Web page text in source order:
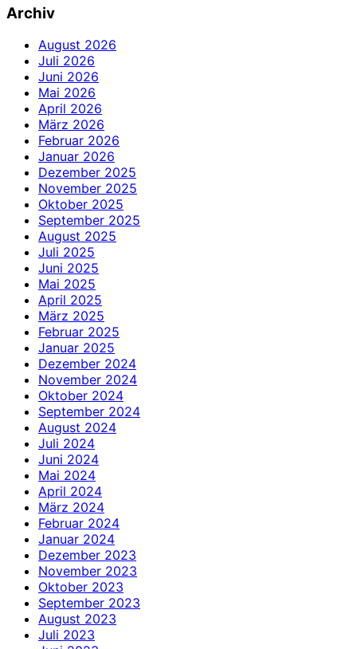
Archiv
August 2026
Juli 2026
Juni 2026
Mai 2026
April 2026
März 2026
Februar 2026
Januar 2026
Dezember 2025
November 2025
Oktober 2025
September 2025
August 2025
Juli 2025
Juni 2025
Mai 2025
April 2025
März 2025
Februar 2025
Januar 2025
Dezember 2024
November 2024
Oktober 2024
September 2024
August 2024
Juli 2024
Juni 2024
Mai 2024
April 2024
März 2024
Februar 2024
Januar 2024
Dezember 2023
November 2023
Oktober 2023
September 2023
August 2023
Juli 2023